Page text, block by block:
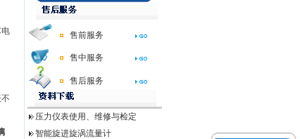
售前服务
售中服务
售后服务
压力仪表使用、维修与检定
智能旋进旋涡流量计